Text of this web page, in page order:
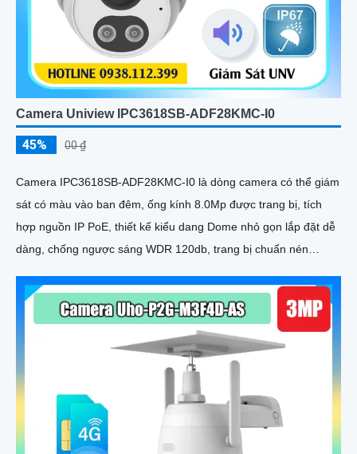
Camera Uniview IPC3618SB-ADF28KMC-I0
45% 00 ₫
Camera IPC3618SB-ADF28KMC-I0 là dòng camera có thể giám
sát có màu vào ban đêm, ống kính 8.0Mp được trang bị, tích
hợp nguồn IP PoE, thiết kế kiểu dang Dome nhỏ gọn lắp đặt dễ
dàng, chống ngược sáng WDR 120db, trang bị chuẩn nén